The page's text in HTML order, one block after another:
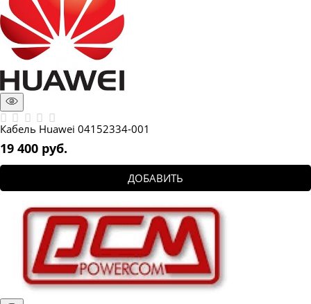
Кабель Huawei 04152334-001
19 400 руб.
ДОБАВИТЬ